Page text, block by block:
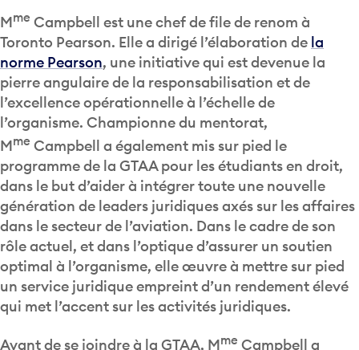
Mme Campbell est une chef de file de renom à
Toronto Pearson. Elle a dirigé l’élaboration de la
norme Pearson, une initiative qui est devenue la
pierre angulaire de la responsabilisation et de
l’excellence opérationnelle à l’échelle de
l’organisme. Championne du mentorat,
Mme Campbell a également mis sur pied le
programme de la GTAA pour les étudiants en droit,
dans le but d’aider à intégrer toute une nouvelle
génération de leaders juridiques axés sur les affaires
dans le secteur de l’aviation. Dans le cadre de son
rôle actuel, et dans l’optique d’assurer un soutien
optimal à l’organisme, elle œuvre à mettre sur pied
un service juridique empreint d’un rendement élevé
qui met l’accent sur les activités juridiques.
Avant de se joindre à la GTAA, Mme Campbell a